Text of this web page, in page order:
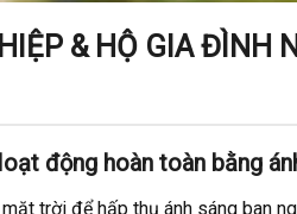
& HỘ GIA ĐÌNH
động hoàn toàn bằng
trời để hấp thụ ánh sáng ban